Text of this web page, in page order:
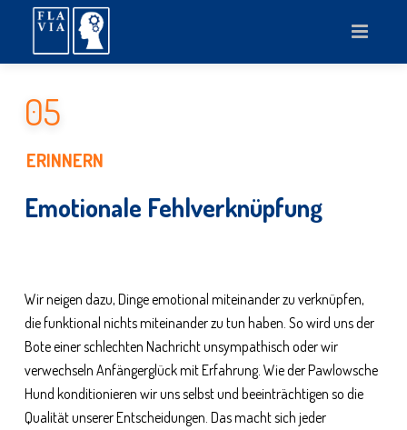
05
ERINNERN
Emotionale Fehlverknüpfung
Wir neigen dazu, Dinge emotional miteinander zu verknüpfen,
die funktional nichts miteinander zu tun haben. So wird uns der
Bote einer schlechten Nachricht unsympathisch oder wir
verwechseln Anfängerglück mit Erfahrung. Wie der Pawlowsche
Hund konditionieren wir uns selbst und beeinträchtigen so die
Qualität unserer Entscheidungen. Das macht sich jeder